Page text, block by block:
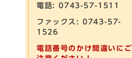
電話: 0743-57-1511
ファックス: 0743-57-
1526
電話番号のかけ間違いにご